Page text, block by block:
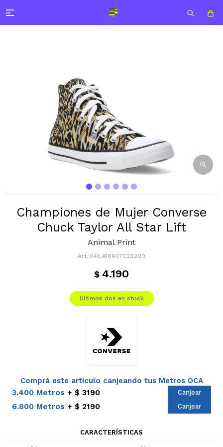

Championes de Mujer Converse
Chuck Taylor All Star Lift
Animal Print
045.A16407C23000
$ 4.190
Últimos dos en stock
Comprá este artículo canjeando tus Metros OCA
3.400 Metros $ 3190 Canjear
6.800 Metros $ 2190 Canjear
CARACTERÍSTICAS